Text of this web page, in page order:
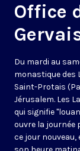
Office
Du mardi au
monastique des
Saint-Protais
Jérusalem. Les
qui signifie
ouvre la journée
ce jour